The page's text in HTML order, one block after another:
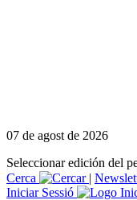
07 de agost de 2026
Seleccionar edición del
Cerca
|
Iniciar Sessió